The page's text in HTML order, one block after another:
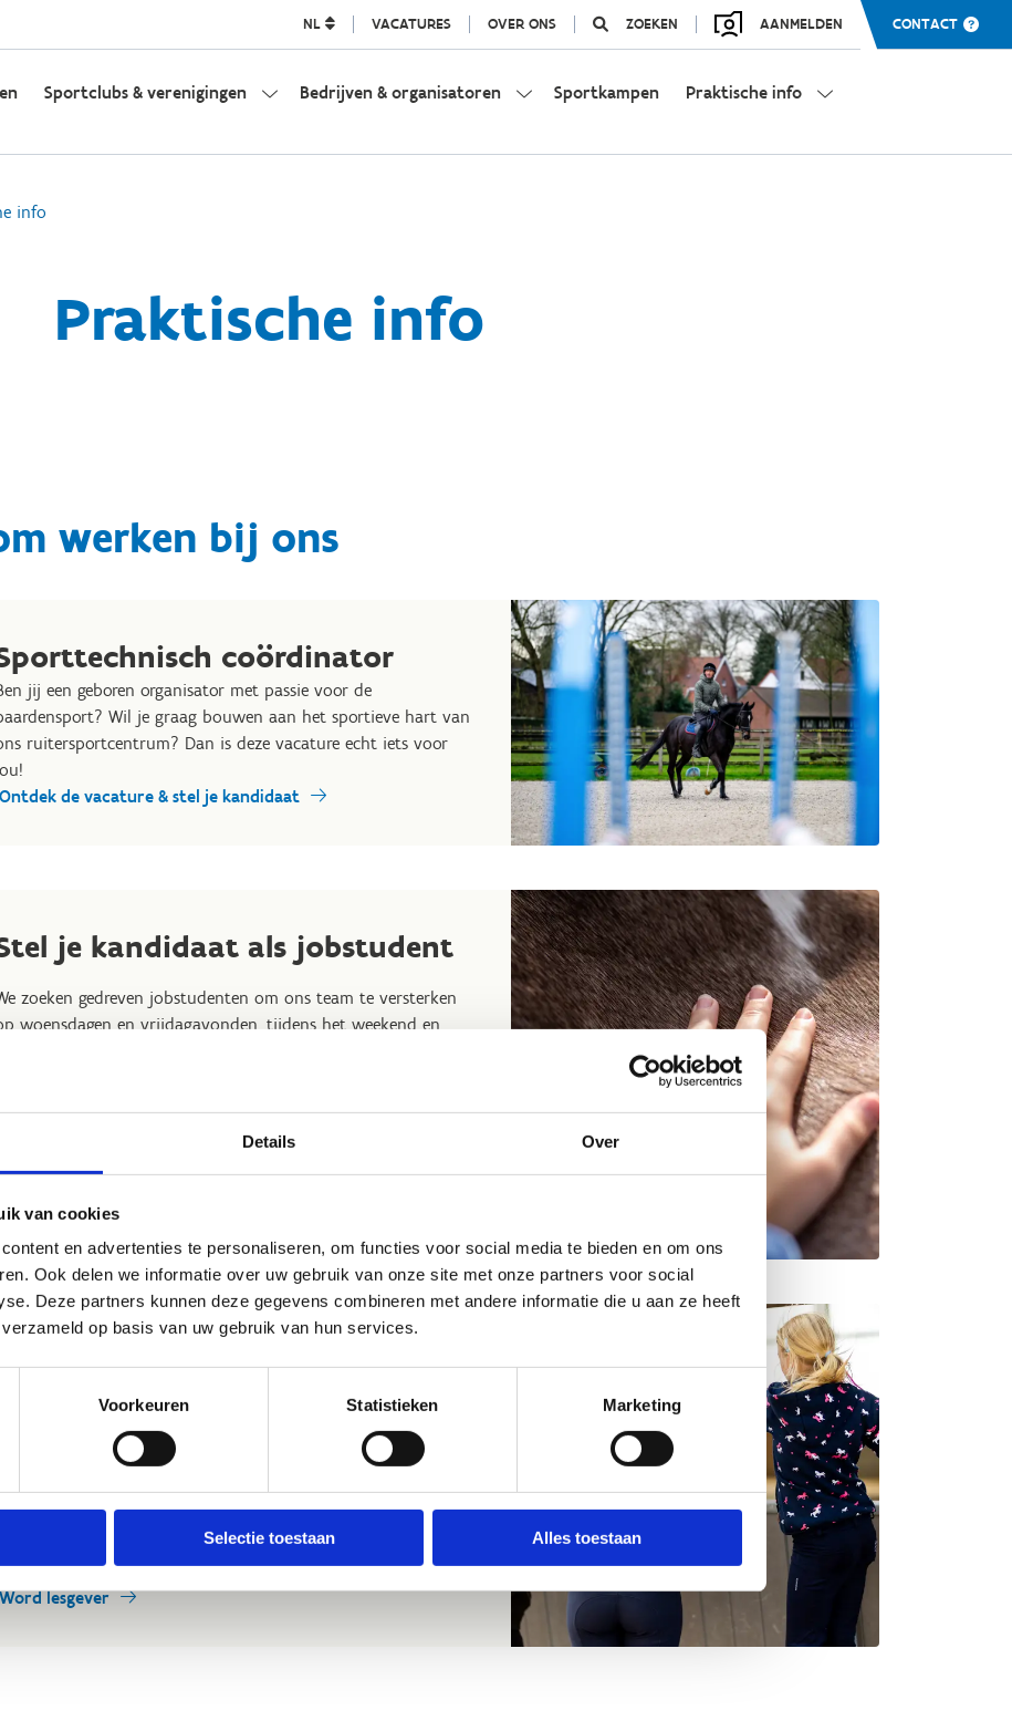
Details Over
van cookies
en advertenties te personaliseren, om functies voor social media te bieden en om ons
Ook delen we informatie over uw gebruik van onze site met onze partners voor social
Deze partners kunnen deze gegevens combineren met andere informatie die u aan ze heeft
op basis van uw gebruik van hun services.
Voorkeuren Statistieken Marketing
Selectie toestaan Alles toestaan
NL VACATURES OVER ONS ZOEKEN AANMELDEN CONTACT
Sportclubs & verenigingen Bedrijven & organisatoren Sportkampen Praktische info
info
Praktische info
werken bij ons
coördinator
jij een geboren organisator met passie voor de
Wil je graag bouwen aan het sportieve hart van
ruitersportcentrum? Dan is deze vacature echt iets voor
Ontdek de vacature & stel je kandidaat
je kandidaat als jobstudent
zoeken gedreven jobstudenten om ons team te versterken
woensdagen en vrijdagavonden, tijdens het weekend en
Word jobstudent
monitor of lesgever
We zoeken enthousiaste instructeurs en begeleiders voor onze
sportklassen, lessen en kampen, zowel voor indoor- als
outdooractiviteiten.
Vul het formulier in en sluit je aan bij ons team!
Word lesgever